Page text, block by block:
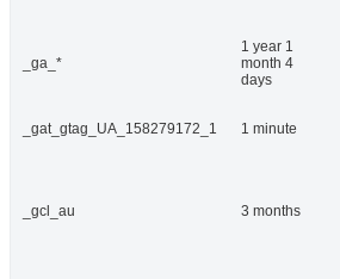
_ga_*
1 year 1
month 4
days
_gat_gtag_UA_158279172_1 1 minute
_gcl_au 3 months